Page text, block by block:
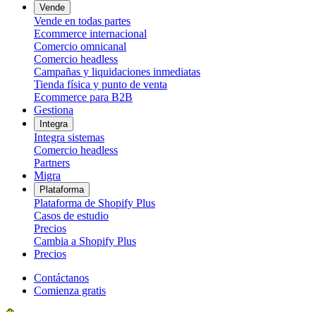
Vende
Vende en todas partes
Ecommerce internacional
Comercio omnicanal
Comercio headless
Campañas y liquidaciones inmediatas
Tienda física y punto de venta
Ecommerce para B2B
Gestiona
Integra
Integra sistemas
Comercio headless
Partners
Migra
Plataforma
Plataforma de Shopify Plus
Casos de estudio
Precios
Cambia a Shopify Plus
Precios
Contáctanos
Comienza gratis